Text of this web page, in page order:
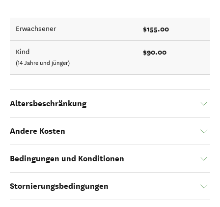
Erwachsener $155.00
Kind
(14 Jahre und jünger)
$90.00
Altersbeschränkung
Andere Kosten
Bedingungen und Konditionen
Stornierungsbedingungen